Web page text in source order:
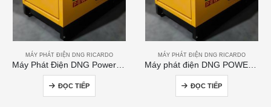
MÁY PHÁT ĐIỆN DNG RICARDO
Máy Phát Điện DNG Power 200kVA
ĐỌC TIẾP
MÁY PHÁT ĐIỆN DNG RICARDO
Máy phát điện DNG POWER 50kVA
ĐỌC TIẾP